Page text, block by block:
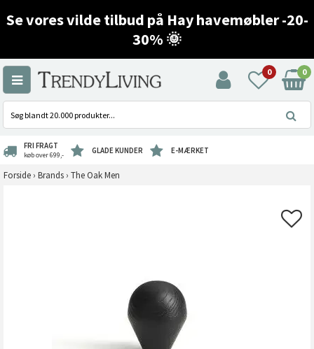
Se vores vilde tilbud på Hay havemøbler -20-
30% 🌞
0 0
FRI FRAGT
køb over 699,- GLADE KUNDER E-MÆRKET
Forside › Brands › The Oak Men